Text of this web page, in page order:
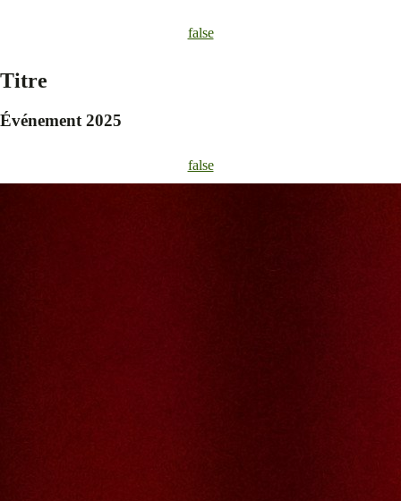
false
Titre
Événement 2025
false